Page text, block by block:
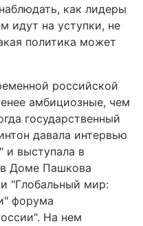
как лидеры
идут на уступки, не
политика может
российской
амбициозные, чем
государственный
давала интервью
и выступала в
Доме Пашкова
"Глобальный мир:
форума
На нем